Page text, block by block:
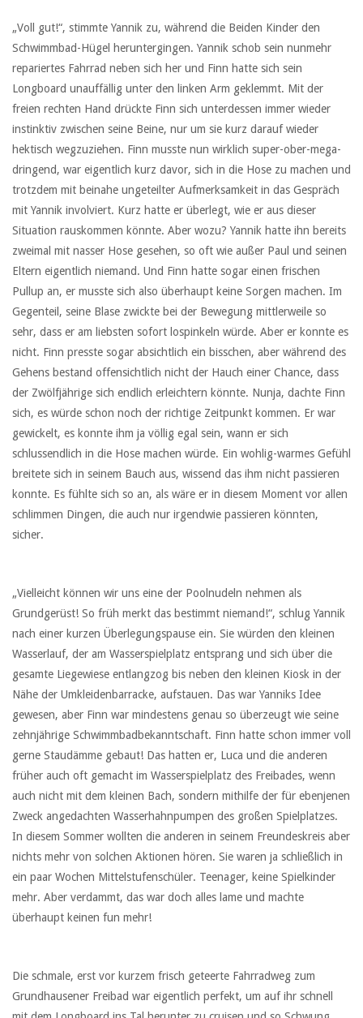
„Voll gut!“, stimmte Yannik zu, während die Beiden Kinder den
Schwimmbad-Hügel heruntergingen. Yannik schob sein nunmehr
repariertes Fahrrad neben sich her und Finn hatte sich sein
Longboard unauffällig unter den linken Arm geklemmt. Mit der
freien rechten Hand drückte Finn sich unterdessen immer wieder
instinktiv zwischen seine Beine, nur um sie kurz darauf wieder
hektisch wegzuziehen. Finn musste nun wirklich super-ober-mega-
dringend, war eigentlich kurz davor, sich in die Hose zu machen und
trotzdem mit beinahe ungeteilter Aufmerksamkeit in das Gespräch
mit Yannik involviert. Kurz hatte er überlegt, wie er aus dieser
Situation rauskommen könnte. Aber wozu? Yannik hatte ihn bereits
zweimal mit nasser Hose gesehen, so oft wie außer Paul und seinen
Eltern eigentlich niemand. Und Finn hatte sogar einen frischen
Pullup an, er musste sich also überhaupt keine Sorgen machen. Im
Gegenteil, seine Blase zwickte bei der Bewegung mittlerweile so
sehr, dass er am liebsten sofort lospinkeln würde. Aber er konnte es
nicht. Finn presste sogar absichtlich ein bisschen, aber während des
Gehens bestand offensichtlich nicht der Hauch einer Chance, dass
der Zwölfjährige sich endlich erleichtern könnte. Nunja, dachte Finn
sich, es würde schon noch der richtige Zeitpunkt kommen. Er war
gewickelt, es konnte ihm ja völlig egal sein, wann er sich
schlussendlich in die Hose machen würde. Ein wohlig-warmes Gefühl
breitete sich in seinem Bauch aus, wissend das ihm nicht passieren
konnte. Es fühlte sich so an, als wäre er in diesem Moment vor allen
schlimmen Dingen, die auch nur irgendwie passieren könnten,
sicher.
„Vielleicht können wir uns eine der Poolnudeln nehmen als
Grundgerüst! So früh merkt das bestimmt niemand!“, schlug Yannik
nach einer kurzen Überlegungspause ein. Sie würden den kleinen
Wasserlauf, der am Wasserspielplatz entsprang und sich über die
gesamte Liegewiese entlangzog bis neben den kleinen Kiosk in der
Nähe der Umkleidenbarracke, aufstauen. Das war Yanniks Idee
gewesen, aber Finn war mindestens genau so überzeugt wie seine
zehnjährige Schwimmbadbekanntschaft. Finn hatte schon immer voll
gerne Staudämme gebaut! Das hatten er, Luca und die anderen
früher auch oft gemacht im Wasserspielplatz des Freibades, wenn
auch nicht mit dem kleinen Bach, sondern mithilfe der für ebenjenen
Zweck angedachten Wasserhahnpumpen des großen Spielplatzes.
In diesem Sommer wollten die anderen in seinem Freundeskreis aber
nichts mehr von solchen Aktionen hören. Sie waren ja schließlich in
ein paar Wochen Mittelstufenschüler. Teenager, keine Spielkinder
mehr. Aber verdammt, das war doch alles lame und machte
überhaupt keinen fun mehr!
Die schmale, erst vor kurzem frisch geteerte Fahrradweg zum
Grundhausener Freibad war eigentlich perfekt, um auf ihr schnell